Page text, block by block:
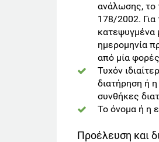
ανάλωσης, το
178/2002.
κατεψυγμένα
ημερομηνία
από μία
Τυχόν
διατήρηση ή
συνθήκες
Το όνομα ή η
Προέλευση και